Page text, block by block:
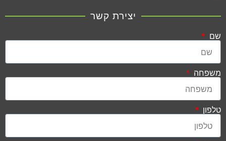
יצירת קשר
שם
משפחה
טלפון